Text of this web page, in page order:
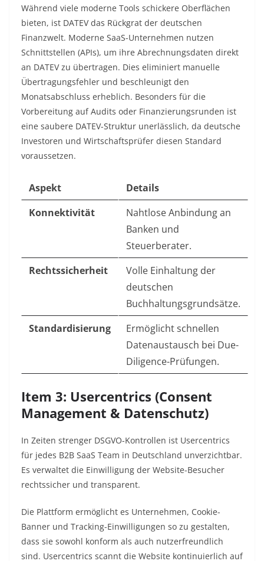
Während viele moderne Tools schickere Oberflächen
bieten, ist DATEV das Rückgrat der deutschen
Finanzwelt. Moderne SaaS-Unternehmen nutzen
Schnittstellen (APIs), um ihre Abrechnungsdaten direkt
an DATEV zu übertragen. Dies eliminiert manuelle
Übertragungsfehler und beschleunigt den
Monatsabschluss erheblich. Besonders für die
Vorbereitung auf Audits oder Finanzierungsrunden ist
eine saubere DATEV-Struktur unerlässlich, da deutsche
Investoren und Wirtschaftsprüfer diesen Standard
voraussetzen.
Aspekt
Details
Konnektivität
Nahtlose Anbindung an
Banken und
Steuerberater.
Rechtssicherheit
Volle Einhaltung der
deutschen
Buchhaltungsgrundsätze.
Standardisierung
Ermöglicht schnellen
Datenaustausch bei Due-
Diligence-Prüfungen.
Item 3: Usercentrics (Consent
Management & Datenschutz)
In Zeiten strenger DSGVO-Kontrollen ist Usercentrics
für jedes B2B SaaS Team in Deutschland unverzichtbar.
Es verwaltet die Einwilligung der Website-Besucher
rechtssicher und transparent.
Die Plattform ermöglicht es Unternehmen, Cookie-
Banner und Tracking-Einwilligungen so zu gestalten,
dass sie sowohl konform als auch nutzerfreundlich
sind. Usercentrics scannt die Website kontinuierlich auf